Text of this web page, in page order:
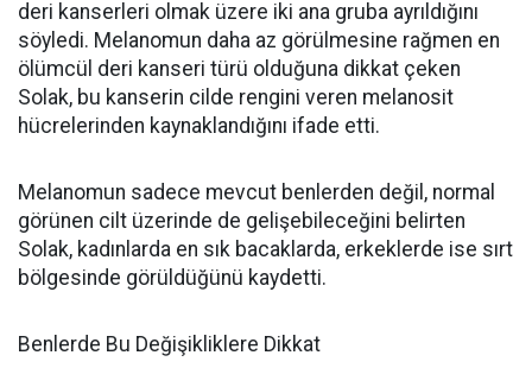
deri kanserleri olmak üzere iki ana gruba ayrıldığını
söyledi. Melanomun daha az görülmesine rağmen en
ölümcül deri kanseri türü olduğuna dikkat çeken
Solak, bu kanserin cilde rengini veren melanosit
hücrelerinden kaynaklandığını ifade etti.
Melanomun sadece mevcut benlerden değil, normal
görünen cilt üzerinde de gelişebileceğini belirten
Solak, kadınlarda en sık bacaklarda, erkeklerde ise sırt
bölgesinde görüldüğünü kaydetti.
Benlerde Bu Değişikliklere Dikkat